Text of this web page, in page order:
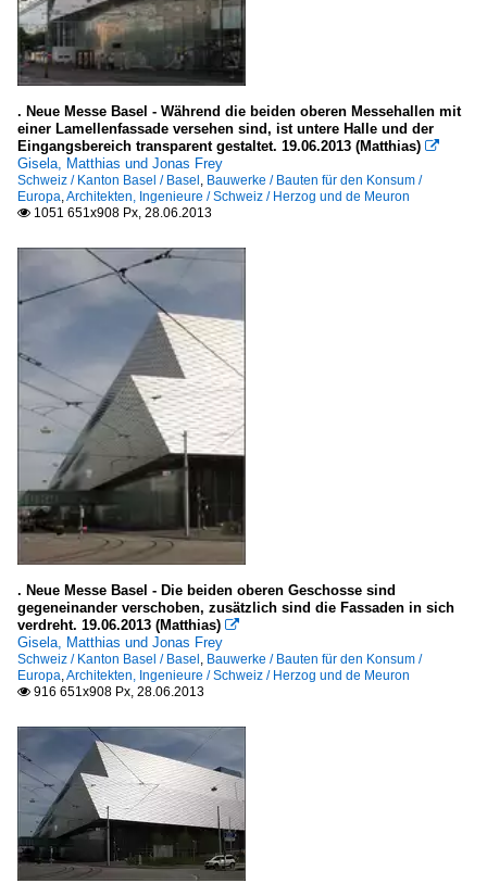
. Neue Messe Basel - Während die beiden oberen Messehallen mit
einer Lamellenfassade versehen sind, ist untere Halle und der
Eingangsbereich transparent gestaltet. 19.06.2013 (Matthias) 
Gisela, Matthias und Jonas Frey
Schweiz / Kanton Basel / Basel Bauwerke / Bauten für den Konsum /
Europa Architekten, Ingenieure / Schweiz / Herzog und de Meuron
 1051 651x908 Px, 28.06.2013
. Neue Messe Basel - Die beiden oberen Geschosse sind
gegeneinander verschoben, zusätzlich sind die Fassaden in sich
verdreht. 19.06.2013 (Matthias) 
Gisela, Matthias und Jonas Frey
Schweiz / Kanton Basel / Basel Bauwerke / Bauten für den Konsum /
Europa Architekten, Ingenieure / Schweiz / Herzog und de Meuron
 916 651x908 Px, 28.06.2013